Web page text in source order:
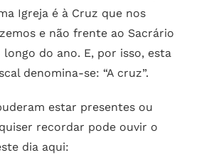
Igreja é à Cruz que nos
e não frente ao Sacrário
do ano. E, por isso, esta
denomina-se: “A cruz”.
estar presentes ou
recordar pode ouvir o
dia aqui: